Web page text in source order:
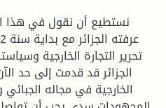
نستطيع أن نقول في هذا
تحرير التجارة الخارجية
الجزائر قد قدمت إلى حد
الخارجية في مجاله